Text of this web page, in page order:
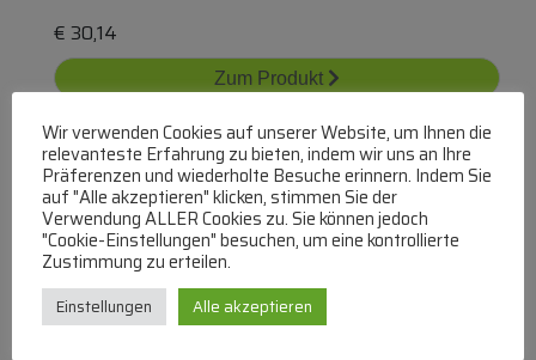
€ 30,14
Zum Produkt
In den Warenkorb
Wir verwenden Cookies auf unserer Website, um Ihnen die
relevanteste Erfahrung zu bieten, indem wir uns an Ihre
Präferenzen und wiederholte Besuche erinnern. Indem Sie
auf "Alle akzeptieren" klicken, stimmen Sie der
Verwendung ALLER Cookies zu. Sie können jedoch
"Cookie-Einstellungen" besuchen, um eine kontrollierte
Zustimmung zu erteilen.
Einstellungen Alle akzeptieren